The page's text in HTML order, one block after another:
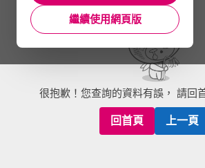
很抱歉！您查詢的資料有誤， 請回
回首頁 上一頁
繼續使用網頁版